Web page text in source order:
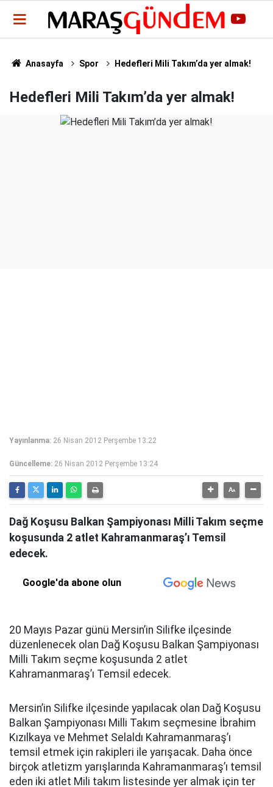
Anasayfa Spor Hedefleri Mili Takım’da yer almak!
Hedefleri Mili Takım’da yer almak!
Yayınlanma: 26 Nisan 2012 Perşembe 13:22
Güncelleme: 26 Nisan 2012 Perşembe 13:24
Dağ Koşusu Balkan Şampiyonası Milli Takım seçme
koşusunda 2 atlet Kahramanmaraş’ı Temsil
edecek.
Google'da abone olun
20 Mayıs Pazar günü Mersin’in Silifke ilçesinde
düzenlenecek olan Dağ Koşusu Balkan Şampiyonası
Milli Takım seçme koşusunda 2 atlet
Kahramanmaraş’ı Temsil edecek.
Mersin’in Silifke ilçesinde yapılacak olan Dağ Koşusu
Balkan Şampiyonası Milli Takım seçmesine İbrahim
Kızılkaya ve Mehmet Selaldı Kahramanmaraş’ı
temsil etmek için rakipleri ile yarışacak. Daha önce
birçok atletizm yarışlarında Kahramanmaraş’ı temsil
eden iki atlet Mili takım listesinde yer almak için ter